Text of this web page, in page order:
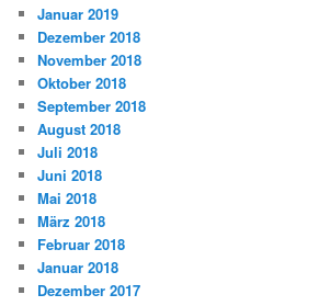
Januar 2019
Dezember 2018
November 2018
Oktober 2018
September 2018
August 2018
Juli 2018
Juni 2018
Mai 2018
März 2018
Februar 2018
Januar 2018
Dezember 2017